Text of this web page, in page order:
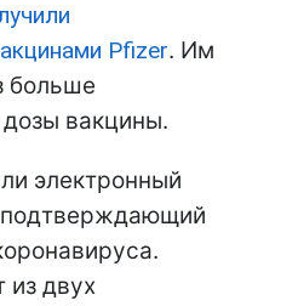
Pfizer. Им
больше
вакцины.
электронный
подтверждающий
из двух